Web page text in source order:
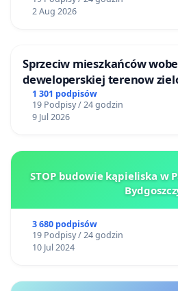
2 Aug 2026
Sprzeciw mieszkańców
deweloperskiej terenow
Bulwarów Straceńskich w
1 301 podpisów
19 Podpisy / 24 godzin
9 Jul 2026
STOP budowie kąpieliska w
3 680 podpisów
19 Podpisy / 24 godzin
10 Jul 2024